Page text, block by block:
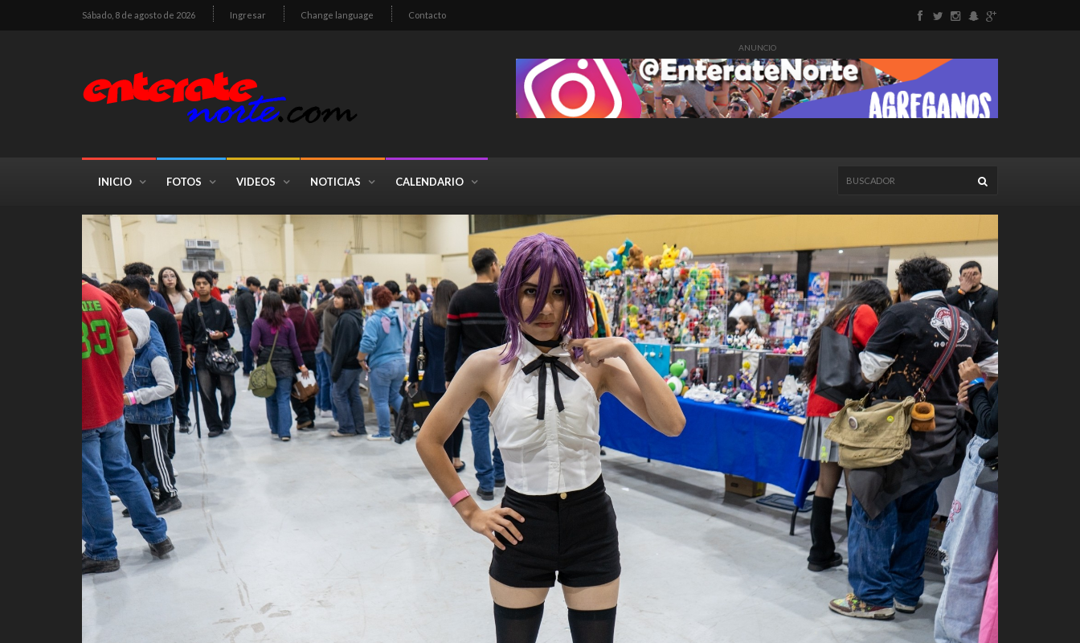
Sábado, 8 de agosto de 2026 Ingresar Change language Contacto
ANUNCIO
INICIO FOTOS VIDEOS NOTICIAS CALENDARIO